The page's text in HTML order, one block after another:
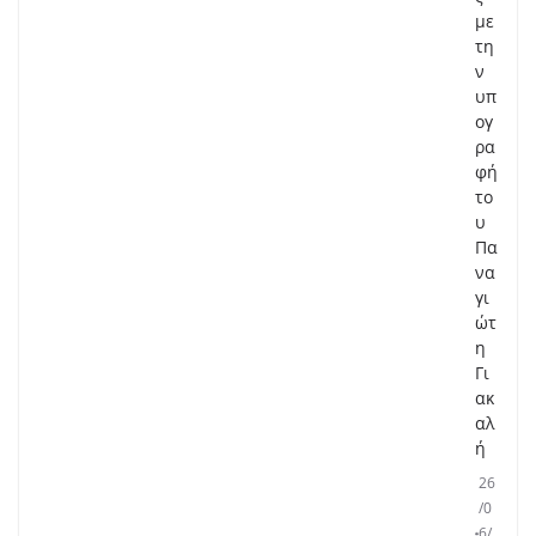
με
τη
ν
υπ
ογ
ρα
φή
το
υ
Πα
να
γι
ώτ
η
Γι
ακ
αλ
ή
26
/0